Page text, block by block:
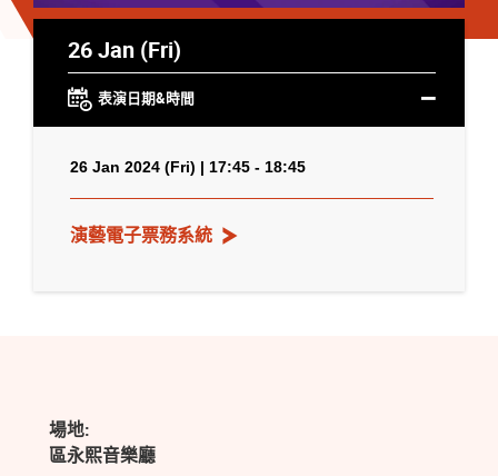
26 Jan (Fri)
表演日期&時間
26 Jan 2024 (Fri) | 17:45 - 18:45
演藝電子票務系統
場地:
區永熙音樂廳